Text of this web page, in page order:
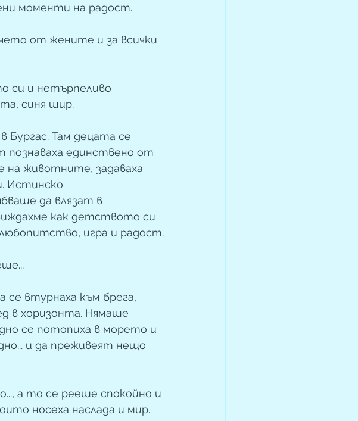
моменти на радост.
от жените и за всички
си и нетърпеливо
синя шир.
Бургас. Там децата се
единствено от
на животните, задаваха
Истинско
да влязат в
как детството си
игра и радост.
се втурнаха към брега,
в хоризонта. Нямаше
се потопиха в морето и
и да преживеят нещо
а то се рееше спокойно и
носеха наслада и мир.